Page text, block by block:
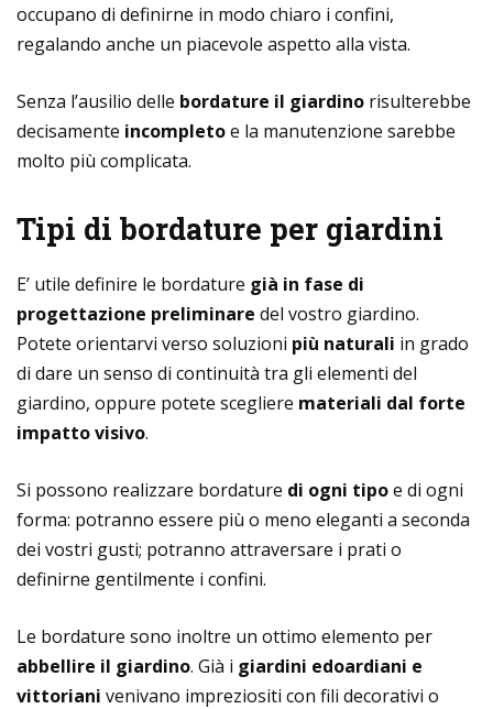
occupano di definirne in modo chiaro i confini,
regalando anche un piacevole aspetto alla vista.
Senza l’ausilio delle bordature il giardino risulterebbe
decisamente incompletoe la manutenzione sarebbe
molto più complicata.
Tipi di bordature per giardini
E’ utile definire le bordature già in fase di
progettazione preliminare del vostro giardino.
Potete orientarvi verso soluzioni più naturali in grado
di dare un senso di continuità tra gli elementi del
giardino, oppure potete scegliere materiali dal forte
impatto visivo.
Si possono realizzare bordature di ogni tipoe di ogni
forma: potranno essere più o meno eleganti a seconda
dei vostri gusti; potranno attraversare i prati o
definirne gentilmente i confini.
Le bordature sono inoltre un ottimo elemento per
abbellire il giardino. Già i giardini edoardiani e
vittoriani venivano impreziositi con fili decorativi o